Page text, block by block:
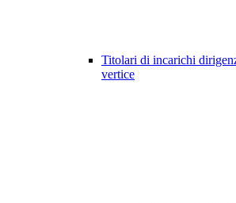
Titolari di incarichi
vertice